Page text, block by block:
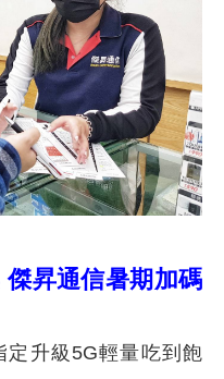
昇通信暑期加碼
升級5G輕量吃到飽